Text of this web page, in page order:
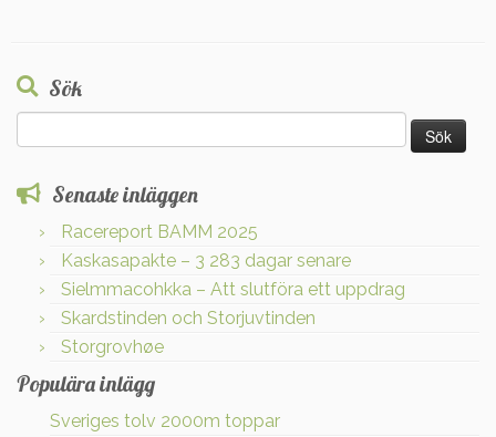
Sök
efter:
Senaste inläggen
Racereport BAMM 2025
Kaskasapakte – 3 283 dagar senare
Sielmmacohkka – Att slutföra ett uppdrag
Skardstinden och Storjuvtinden
Storgrovhøe
Populära inlägg
Sveriges tolv 2000m toppar